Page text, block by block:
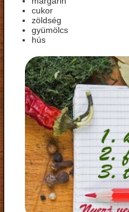
cukor
zöldség
gyümölcs
hús